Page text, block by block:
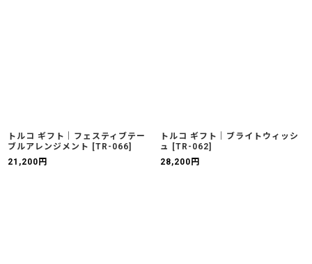
トルコ ギフト｜フェスティブテー
ブルアレンジメント
[TR-066]
21,200 円
トルコ ギフト｜ブライトウィッシ
ュ
[TR-062]
28,200 円